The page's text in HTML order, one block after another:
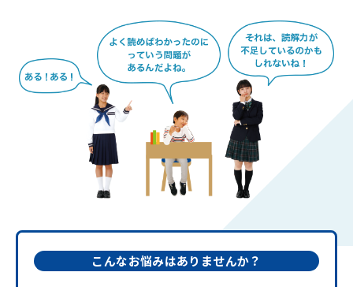
こんなお悩みはありませんか？